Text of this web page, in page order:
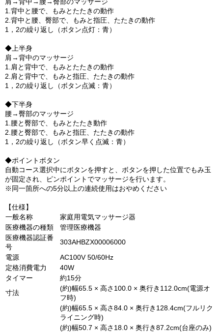
1.背中と腰で、もみとたたきの動作
2.背中と腰、臀部で、もみと指圧、たたきの動作
1，2の繰り返し（ボタン点灯：青）
◆上半身
肩→背中のマッサージ
1.肩と背中で、もみとたたきの動作
2.肩と背中で、もみと指圧、たたきの動作
1，2の繰り返し（ボタン点滅：青）
◆下半身
腰→臀部のマッサージ
1.腰と臀部で、もみとたたき動作
2.腰と臀部で、もみと指圧、たたきの動作
1，2の繰り返し（ボタン早く点滅：青）
◆ポイントボタン
自動コース選択中にボタンを押すと、ボタンを押した位置でもみ玉
が固定され、ピンポイントでマッサージを行います。
※同一箇所への5分以上の連続使用はおやめください
【仕様】
一般名称
家庭用電気マッサージ器
医療機器の種類
管理医療機器
医療機器認証番
号
303AHBZX00006000
電源
AC100V 50/60Hz
定格消費電力
40W
タイマー
約15分
寸法
(約)幅65.5 × 高さ100.0 × 奥行き112.0cm(電源オ
フ時)
(約)幅65.5 × 高さ84.0 × 奥行き128.4cm(フルリク
ライニング時)
(約)幅50.7 × 高さ18.0 × 奥行き87.2cm(台座のみ)